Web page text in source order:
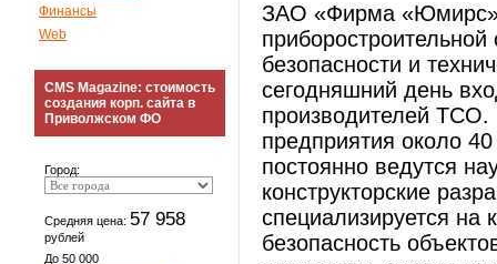
Финансы
Web
CMS Magazine: стоимость
создания корп. сайта в
Приволжском ФО
Город:
Средняя цена: 57 958
рублей
До 50 000
ЗАО «Фирма «Юмирс»
безопасности и
сегодняшний день
производителей ТСО.
предприятия около
постоянно ведутся
конструкторские
специализируется на
безопасность